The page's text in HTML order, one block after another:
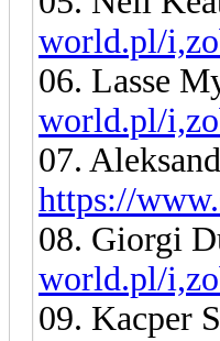
world.pl/
06. Lasse
world.pl/
07.
https://
08. Giorgi
world.pl/
09. Kacper